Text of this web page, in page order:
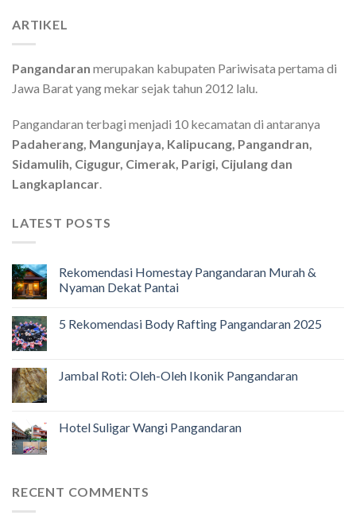
ARTIKEL
Pangandaran merupakan kabupaten Pariwisata pertama di
Jawa Barat yang mekar sejak tahun 2012 lalu.
Pangandaran terbagi menjadi 10 kecamatan di antaranya
Padaherang, Mangunjaya, Kalipucang, Pangandran,
Sidamulih, Cigugur, Cimerak, Parigi, Cijulang dan
Langkaplancar.
LATEST POSTS
Rekomendasi Homestay Pangandaran Murah &
Nyaman Dekat Pantai
5 Rekomendasi Body Rafting Pangandaran 2025
Jambal Roti: Oleh-Oleh Ikonik Pangandaran
Hotel Suligar Wangi Pangandaran
RECENT COMMENTS